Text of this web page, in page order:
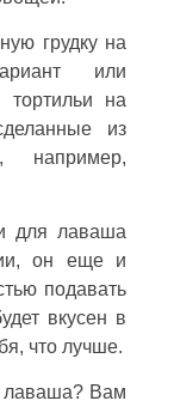
грудку на
или
тортильи на
из
например,
для лаваша
он еще и
подавать
вкусен в
что лучше.
лаваша? Вам